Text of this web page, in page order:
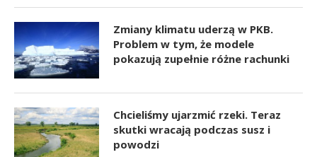
Zmiany klimatu uderzą w PKB.
Problem w tym, że modele
pokazują zupełnie różne rachunki
Chcieliśmy ujarzmić rzeki. Teraz
skutki wracają podczas susz i
powodzi